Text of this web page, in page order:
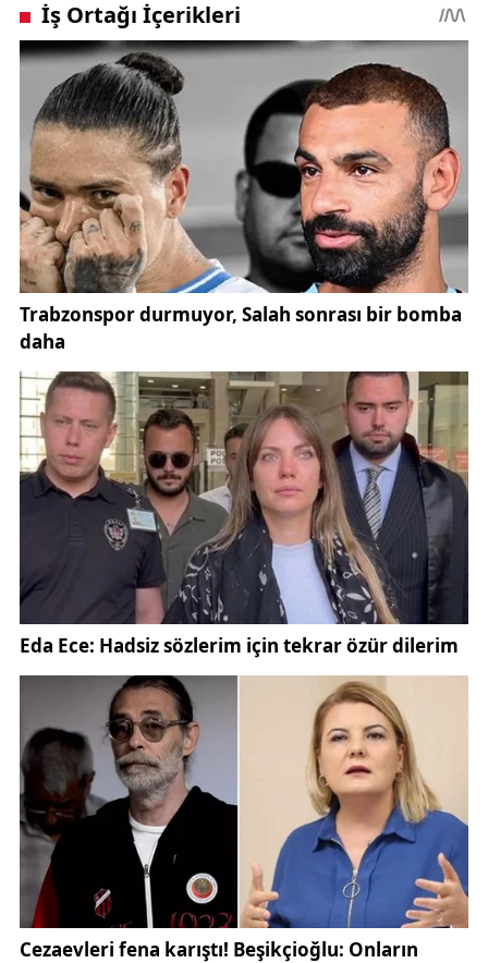
komisyon, yeni haftada iki toplantı gerçekleştirecek.
Yangınla ilgili bilirkişilerden bilgi alınarak olayın tüm
yönleriyle aydınlatılması hedefleniyor. Yapay Zeka
Araştırma Komisyonu ise, Adalet Bakanlığı
yetkililerinin yanı sıra alanında uzman isimlerin
sunumlarına ev sahipliği yapacak.